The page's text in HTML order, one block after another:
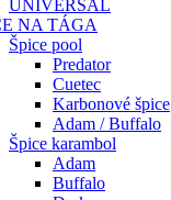
UNIVERSAL
NA TÁGA
Špice pool
Predator
Cuetec
Karbonové špice
Adam / Buffalo
Špice karambol
Adam
Buffalo